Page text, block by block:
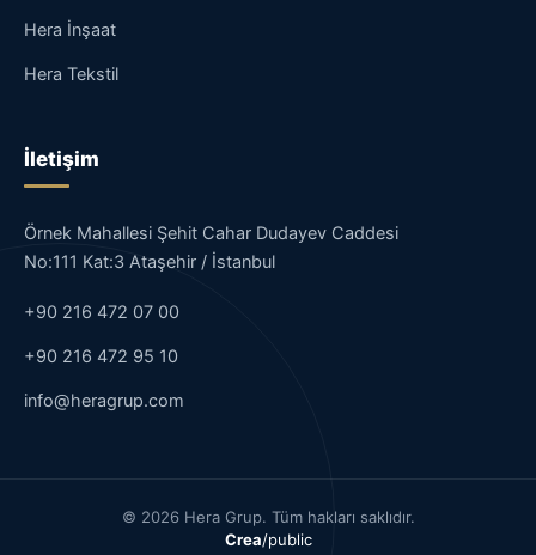
Hera İnşaat
Hera Tekstil
İletişim
Örnek Mahallesi Şehit Cahar Dudayev Caddesi
No:111 Kat:3 Ataşehir / İstanbul
+90 216 472 07 00
+90 216 472 95 10
info@heragrup.com
© 2026 Hera Grup. Tüm hakları saklıdır.
Crea/public